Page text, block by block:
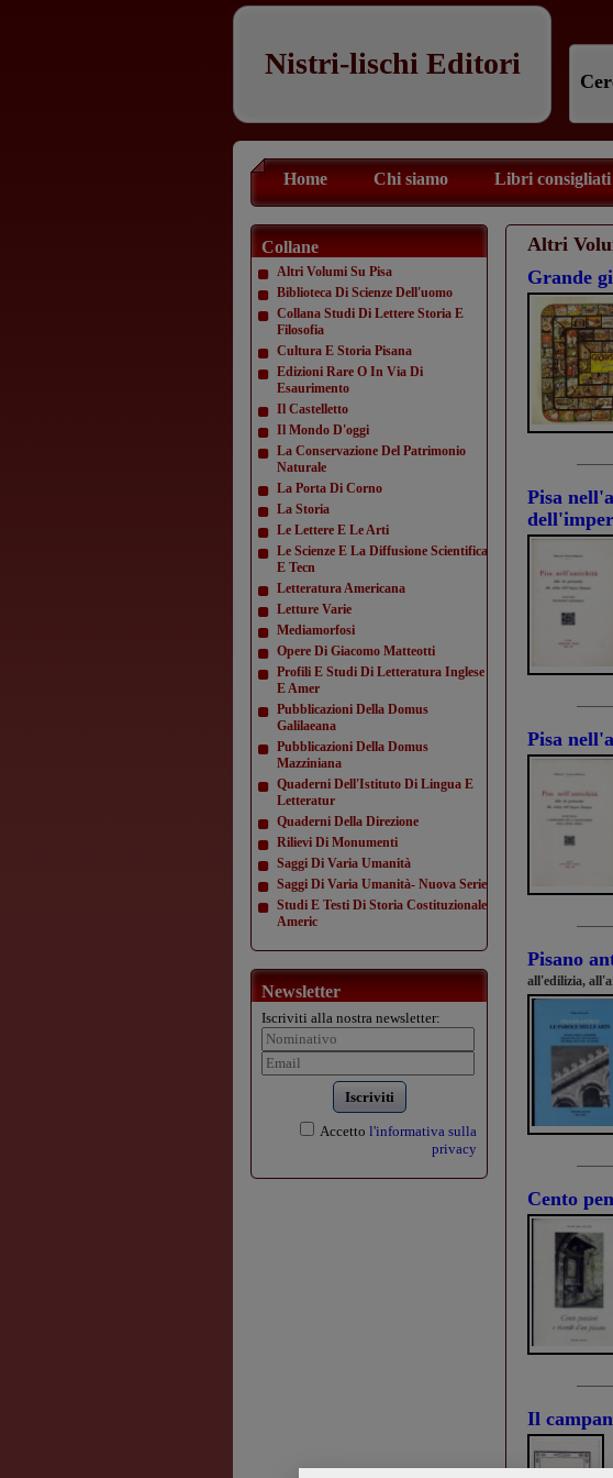
Nistri-lischi Editori
Home Chi siamo Libri consigliati
Collane
Altri Volumi Su Pisa
Biblioteca Di Scienze Dell'uomo
Collana Studi Di Lettere Storia E
Filosofia
Cultura E Storia Pisana
Edizioni Rare O In Via Di
Esaurimento
Il Castelletto
Il Mondo D'oggi
La Conservazione Del Patrimonio
Naturale
La Porta Di Corno
La Storia
Le Lettere E Le Arti
Le Scienze E La Diffusione Scientifica
E Tecn
Letteratura Americana
Letture Varie
Mediamorfosi
Opere Di Giacomo Matteotti
Profili E Studi Di Letteratura Inglese
E Amer
Pubblicazioni Della Domus
Galilaeana
Pubblicazioni Della Domus
Mazziniana
Quaderni Dell'Istituto Di Lingua E
Letteratur
Quaderni Della Direzione
Rilievi Di Monumenti
Saggi Di Varia Umanità
Saggi Di Varia Umanità- Nuova Serie
Studi E Testi Di Storia Costituzionale
Americ
Newsletter
Iscriviti alla nostra newsletter:
Iscriviti
Accetto l'informativa sulla
privacy
Altri
Grande
Pisa
Pisa
Pisano
all'edilizia,
Cento
Il